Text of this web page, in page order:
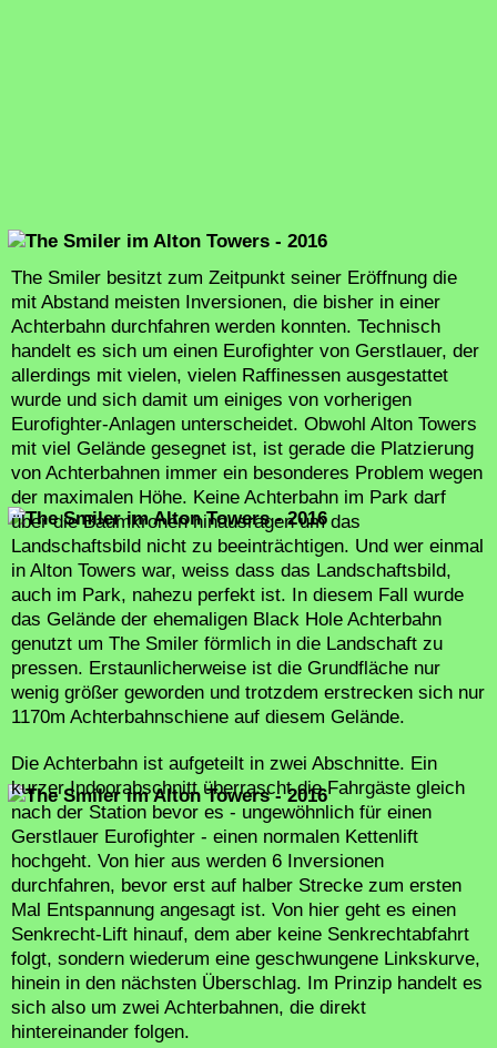
The Smiler besitzt zum Zeitpunkt seiner Eröffnung die
mit Abstand meisten Inversionen, die bisher in einer
Achterbahn durchfahren werden konnten. Technisch
handelt es sich um einen Eurofighter von Gerstlauer, der
allerdings mit vielen, vielen Raffinessen ausgestattet
wurde und sich damit um einiges von vorherigen
Eurofighter-Anlagen unterscheidet. Obwohl Alton Towers
mit viel Gelände gesegnet ist, ist gerade die Platzierung
von Achterbahnen immer ein besonderes Problem wegen
der maximalen Höhe. Keine Achterbahn im Park darf
über die Baumkronen hinausragen um das
Landschaftsbild nicht zu beeinträchtigen. Und wer einmal
in Alton Towers war, weiss dass das Landschaftsbild,
auch im Park, nahezu perfekt ist. In diesem Fall wurde
das Gelände der ehemaligen Black Hole Achterbahn
genutzt um The Smiler förmlich in die Landschaft zu
pressen. Erstaunlicherweise ist die Grundfläche nur
wenig größer geworden und trotzdem erstrecken sich nur
1170m Achterbahnschiene auf diesem Gelände.
Die Achterbahn ist aufgeteilt in zwei Abschnitte. Ein
kurzer Indoorabschnitt überrascht die Fahrgäste gleich
nach der Station bevor es - ungewöhnlich für einen
Gerstlauer Eurofighter - einen normalen Kettenlift
hochgeht. Von hier aus werden 6 Inversionen
durchfahren, bevor erst auf halber Strecke zum ersten
Mal Entspannung angesagt ist. Von hier geht es einen
Senkrecht-Lift hinauf, dem aber keine Senkrechtabfahrt
folgt, sondern wiederum eine geschwungene Linkskurve,
hinein in den nächsten Überschlag. Im Prinzip handelt es
sich also um zwei Achterbahnen, die direkt
hintereinander folgen.